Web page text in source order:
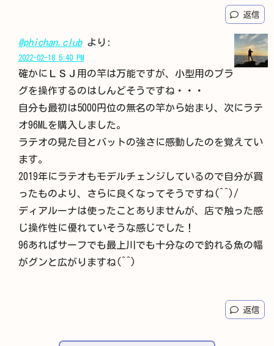
返信
@phichan.club より:
2022-02-18 5:40 PM
確かにＬＳＪ用の竿は万能ですが、小型用のプラ
グを操作するのはしんどそうですね・・・
自分も最初は5000円位の無名の竿から始まり、次にラテ
オ96MLを購入しました。
ラテオの見た目とバットの強さに感動したのを覚えてい
ます。
2019年にラテオもモデルチェンジしているので自分が買
ったものより、さらに良くなってそうですね(^^)/
ディアルーナは使ったことありませんが、店で触った感
じ操作性に優れていそうな感じでした！
96あればサーフでも最上川でも十分なので釣れる魚の幅
がグンと広がりますね(^^)
返信